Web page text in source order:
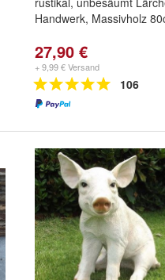
Handwerk, Massivholz
27,90 €
+ 9,99 € Versand
106